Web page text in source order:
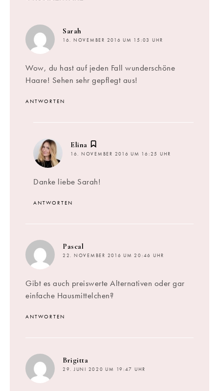
Sarah
16. NOVEMBER 2016 UM 15:03 UHR
Wow, du hast auf jeden Fall wunderschöne
Haare! Sehen sehr gepflegt aus!
ANTWORTEN
Elina
16. NOVEMBER 2016 UM 16:25 UHR
Danke liebe Sarah!
ANTWORTEN
Pascal
22. NOVEMBER 2016 UM 20:46 UHR
Gibt es auch preiswerte Alternativen oder gar
einfache Hausmittelchen?
ANTWORTEN
Brigitta
29. JUNI 2020 UM 19:47 UHR